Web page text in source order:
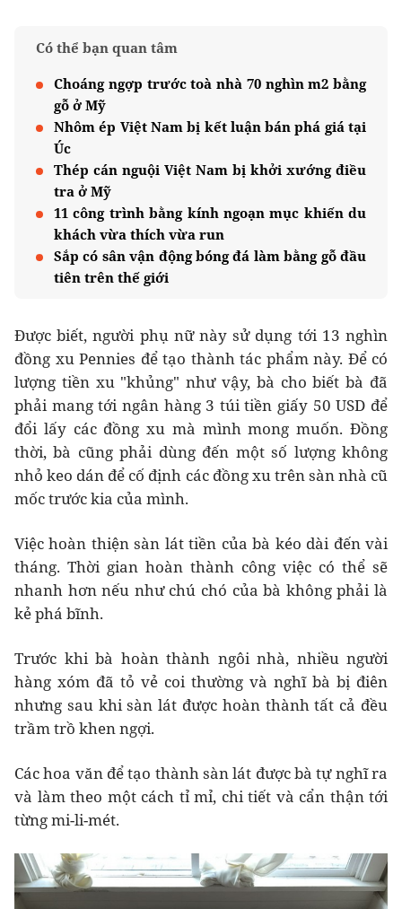
Có thể bạn quan tâm
Choáng ngợp trước toà nhà 70 nghìn m2 bằng
gỗ ở Mỹ
Nhôm ép Việt Nam bị kết luận bán phá giá tại
Úc
Thép cán nguội Việt Nam bị khởi xướng điều
tra ở Mỹ
11 công trình bằng kính ngoạn mục khiến du
khách vừa thích vừa run
Sắp có sân vận động bóng đá làm bằng gỗ đầu
tiên trên thế giới
Được biết, người phụ nữ này sử dụng tới 13 nghìn
đồng xu Pennies để tạo thành tác phẩm này. Để có
lượng tiền xu "khủng" như vậy, bà cho biết bà đã
phải mang tới ngân hàng 3 túi tiền giấy 50 USD để
đổi lấy các đồng xu mà mình mong muốn. Đồng
thời, bà cũng phải dùng đến một số lượng không
nhỏ keo dán để cố định các đồng xu trên sàn nhà cũ
mốc trước kia của mình.
Việc hoàn thiện sàn lát tiền của bà kéo dài đến vài
tháng. Thời gian hoàn thành công việc có thể sẽ
nhanh hơn nếu như chú chó của bà không phải là
kẻ phá bĩnh.
Trước khi bà hoàn thành ngôi nhà, nhiều người
hàng xóm đã tỏ vẻ coi thường và nghĩ bà bị điên
nhưng sau khi sàn lát được hoàn thành tất cả đều
trầm trồ khen ngợi.
Các hoa văn để tạo thành sàn lát được bà tự nghĩ ra
và làm theo một cách tỉ mỉ, chi tiết và cẩn thận tới
từng mi-li-mét.